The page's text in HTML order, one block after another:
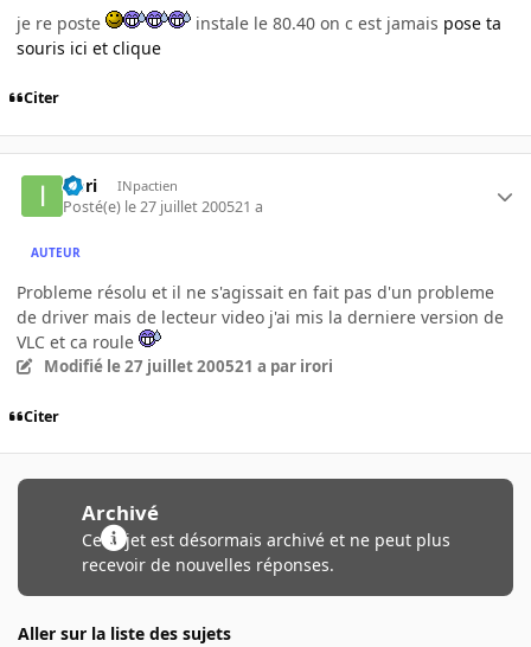
je re poste instale le 80.40 on c est jamais pose ta
souris ici et clique
Citer
irori INpactien
Posté(e) le 27 juillet 200521 a
AUTEUR
Probleme résolu et il ne s'agissait en fait pas d'un probleme
de driver mais de lecteur video j'ai mis la derniere version de
VLC et ca roule
Modifié le 27 juillet 200521 a par irori
Citer
Archivé
Ce sujet est désormais archivé et ne peut plus
recevoir de nouvelles réponses.
Aller sur la liste des sujets